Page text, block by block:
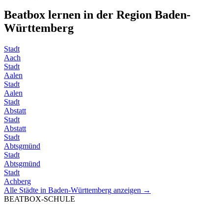
Beatbox lernen in der Region Baden-
Württemberg
Stadt
Aach
Stadt
Aalen
Stadt
Aalen
Stadt
Abstatt
Stadt
Abstatt
Stadt
Abtsgmünd
Stadt
Abtsgmünd
Stadt
Achberg
Alle Städte in Baden-Württemberg anzeigen →
BEATBOX-SCHULE